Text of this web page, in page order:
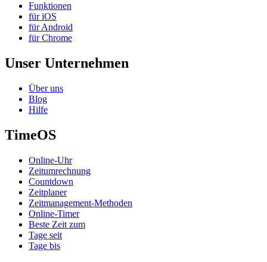
Funktionen
für iOS
für Android
für Chrome
Unser Unternehmen
Über uns
Blog
Hilfe
TimeOS
Online-Uhr
Zeitumrechnung
Countdown
Zeitplaner
Zeitmanagement-Methoden
Online-Timer
Beste Zeit zum
Tage seit
Tage bis